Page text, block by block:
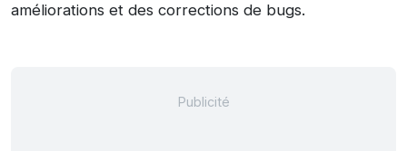
améliorations et des corrections de bugs.